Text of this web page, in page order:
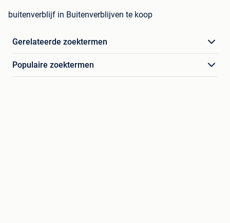
buitenverblijf in Buitenverblijven te koop
Gerelateerde zoektermen
Populaire zoektermen